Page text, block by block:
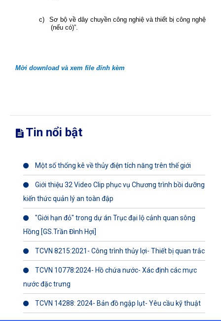
c)
Sơ bộ về dây chuyền công nghiệ và thiết bị công nghệ
(nếu có)”.
Mời download và xem file đính kèm
Tin nổi bật
Một số thống kê về thủy điện tích năng trên thế giới
Giới thiệu 32 Video Clip phục vụ Chương trình bồi dưỡng
kiến thức quản lý an toàn đập
"Giới hạn đỏ" trong dự án Trục đại lộ cảnh quan sông
Hồng [GS.Trần Đình Hợi]
TCVN 8215:2021- Công trình thủy lợi- Thiết bị quan trắc
TCVN 10778:2024- Hồ chứa nước- Xác định các mực
nước đặc trưng
TCVN 14288: 2024- Bản đồ ngập lụt- Yêu cầu kỹ thuật